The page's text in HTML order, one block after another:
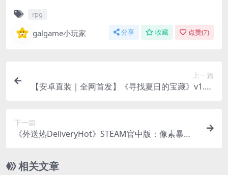
rpg
galgame小玩家 分享 收藏 点赞(7)
上一篇
【安卓直装｜全网首发】《寻找夏日的宝藏》v1.04
下一篇
《外送热DeliveryHot》STEAM官中版：像素暴
相关文章